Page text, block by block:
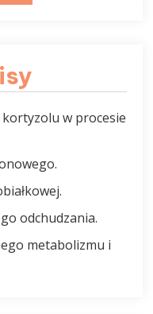
kortyzolu w procesie
odchudzania.
metabolizmu i